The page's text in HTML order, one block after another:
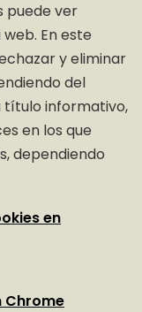
puede ver
En este
y eliminar
del
título informativo,
en los que
dependiendo
en
Chrome